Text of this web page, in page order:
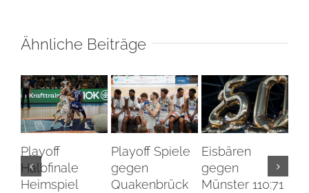
Ähnliche Beiträge
Playoff
Halbfinale
Heimspiel
Playoff Spiele
gegen
Quakenbrück
Eisbären
gegen
Münster 110:71